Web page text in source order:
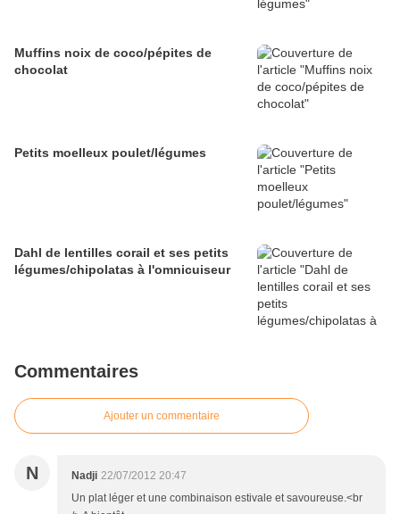
Muffins noix de coco/pépites de
chocolat
Petits moelleux poulet/légumes
Dahl de lentilles corail et ses petits
légumes/chipolatas à l'omnicuiseur
Commentaires
Ajouter un commentaire
N Nadji 22/07/2012 20:47
Un plat léger et une combinaison estivale et savoureuse.<br